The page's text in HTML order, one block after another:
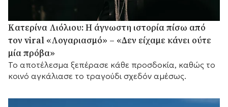
Κατερίνα Λιόλιου: Η άγνωστη ιστορία πίσω από
τον viral «Λογαριασμό» – «Δεν είχαμε κάνει ούτε
μία πρόβα»
Το αποτέλεσμα ξεπέρασε κάθε προσδοκία, καθώς το
κοινό αγκάλιασε το τραγούδι σχεδόν αμέσως.